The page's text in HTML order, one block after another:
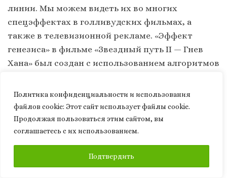
Политика конфиденциальности и использования
файлов сookie: Этот сайт использует файлы cookie.
Продолжая пользоваться этим сайтом, вы
соглашаетесь с их использованием.
Подтвердить
линии. Мы можем видеть их во многих
спецэффектах в голливудских фильмах, а
также в телевизионной рекламе. «Эффект
генезиса» в фильме «Звездный путь II — Гнев
Хана» был создан с использованием алгоритмов
джедая» фракталы использовались для
создания географии луны и рисования контура
луны. страшная «Звезда Смерти». Но
фрактальные сигналы также можно
использовать для моделирования природных
объектов, что позволяет нам математически